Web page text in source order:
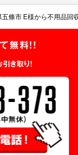
五條市 E様から不用品回
無料!!
き取り！